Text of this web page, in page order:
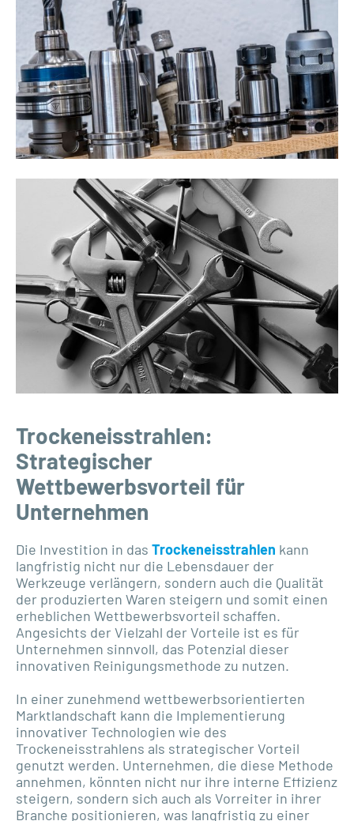
Trockeneisstrahlen:
Strategischer
Wettbewerbsvorteil für
Unternehmen
Die Investition in das Trockeneisstrahlen kann
langfristig nicht nur die Lebensdauer der
Werkzeuge verlängern, sondern auch die Qualität
der produzierten Waren steigern und somit einen
erheblichen Wettbewerbsvorteil schaffen.
Angesichts der Vielzahl der Vorteile ist es für
Unternehmen sinnvoll, das Potenzial dieser
innovativen Reinigungsmethode zu nutzen.
In einer zunehmend wettbewerbsorientierten
Marktlandschaft kann die Implementierung
innovativer Technologien wie des
Trockeneisstrahlens als strategischer Vorteil
genutzt werden. Unternehmen, die diese Methode
annehmen, könnten nicht nur ihre interne Effizienz
steigern, sondern sich auch als Vorreiter in ihrer
Branche positionieren, was langfristig zu einer